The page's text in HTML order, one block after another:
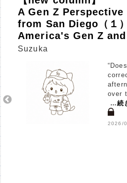
A Gen Z
from San Diego（１）
America's Gen Z
Suzuka
over
…続
2026/